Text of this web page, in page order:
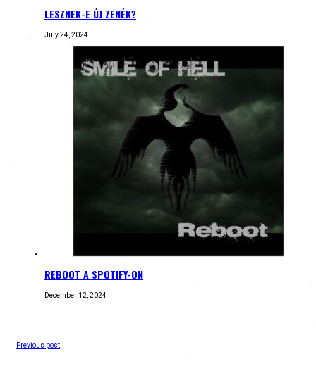
LESZNEK-E ÚJ ZENÉK?
July 24, 2024
REBOOT A SPOTIFY-ON
December 12, 2024
Previous post